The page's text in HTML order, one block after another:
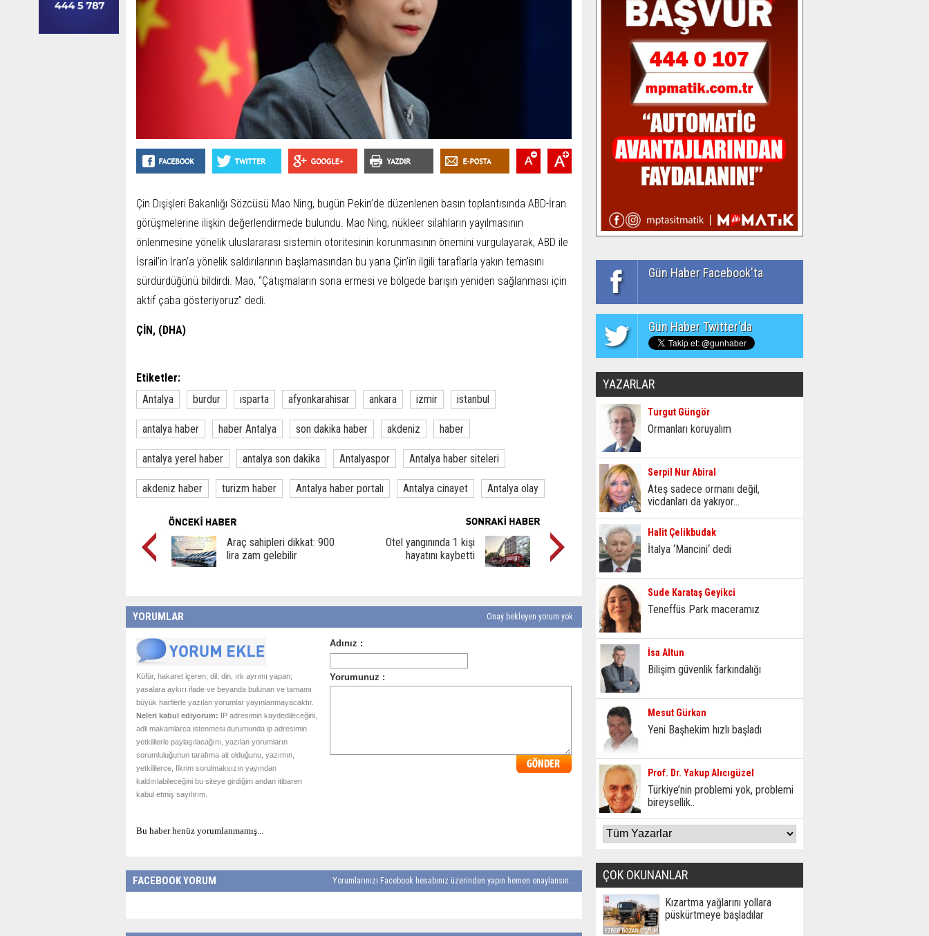
Çin Dışişleri Bakanlığı Sözcüsü Mao Ning, bugün Pekin’de düzenlenen basın toplantısında ABD-İran
görüşmelerine ilişkin değerlendirmede bulundu. Mao Ning, nükleer silahların yayılmasının
önlenmesine yönelik uluslararası sistemin otoritesinin korunmasının önemini vurgulayarak, ABD ile
İsrail’in İran’a yönelik saldırılarının başlamasından bu yana Çin’in ilgili taraflarla yakın temasını
sürdürdüğünü bildirdi. Mao, “Çatışmaların sona ermesi ve bölgede barışın yeniden sağlanması için
aktif çaba gösteriyoruz” dedi.
ÇİN, (DHA)
Etiketler:
Antalya
burdur ısparta afyonkarahisar ankara izmir istanbul
antalya haber haber Antalya son dakika haber akdeniz haber
antalya yerel haber antalya son dakika Antalyaspor Antalya haber siteleri
akdeniz haber turizm haber Antalya haber portalı Antalya cinayet Antalya olay
Araç sahipleri dikkat: 900
lira zam gelebilir
Otel yangınında 1 kişi
hayatını kaybetti
YORUMLAR Onay bekleyen yorum yok.
Küfür, hakaret içeren; dil, din, ırk ayrımı yapan;
yasalara aykırı ifade ve beyanda bulunan ve tamamı
büyük harflerle yazılan yorumlar yayınlanmayacaktır.
Neleri kabul ediyorum: IP adresimin kaydedileceğini,
adli makamlarca istenmesi durumunda ip adresimin
yetkililerle paylaşılacağını, yazılan yorumların
sorumluluğunun tarafıma ait olduğunu, yazımın,
yetkililerce, fikrim sorulmaksızın yayından
kaldırılabileceğini bu siteye girdiğim andan itibaren
kabul etmiş sayılırım.
Bu haber henüz yorumlanmamış...
FACEBOOK YORUM Yorumlarınızı Facebook hesabınız üzerinden yapın hemen onaylansın...
Gün Haber Facebook'ta
Gün Haber Twitter'da
YAZARLAR
Turgut Güngör
Ormanları koruyalım
Serpil Nur Abiral
Ateş sadece ormanı değil,
vicdanları da yakıyor...
Halit Çelikbudak
İtalya ‘Mancini‘ dedi
Sude Karataş Geyikci
Teneffüs Park maceramız
İsa Altun
Bilişim güvenlik farkındalığı
Mesut Gürkan
Yeni Başhekim hızlı başladı
Prof. Dr. Yakup Alıcıgüzel
Türkiye’nin problemi yok, problemi
bireysellik..
ÇOK OKUNANLAR
Kızartma yağlarını yollara
püskürtmeye başladılar